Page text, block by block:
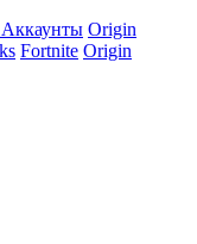
Origin
Fortnite Origin